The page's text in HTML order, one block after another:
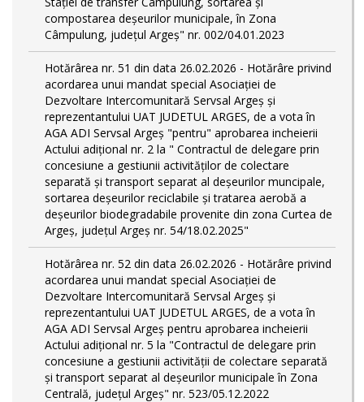
compostarea deșeurilor municipale, în Zona
Câmpulung, județul Argeș" nr. 002/04.01.2023
Hotărârea nr. 51 din data 26.02.2026 - Hotărâre privind
acordarea unui mandat special Asociației de
Dezvoltare Intercomunitară Servsal Argeș și
reprezentantului UAT JUDETUL ARGES, de a vota în
AGA ADI Servsal Argeș "pentru" aprobarea incheierii
Actului adițional nr. 2 la " Contractul de delegare prin
concesiune a gestiunii activităților de colectare
separată și transport separat al deșeurilor muncipale,
sortarea deșeurilor reciclabile și tratarea aerobă a
deșeurilor biodegradabile provenite din zona Curtea de
Argeș, județul Argeș nr. 54/18.02.2025"
Hotărârea nr. 52 din data 26.02.2026 - Hotărâre privind
acordarea unui mandat special Asociației de
Dezvoltare Intercomunitară Servsal Argeș și
reprezentantului UAT JUDETUL ARGES, de a vota în
AGA ADI Servsal Argeș pentru aprobarea incheierii
Actului adițional nr. 5 la "Contractul de delegare prin
concesiune a gestiunii activității de colectare separată
și transport separat al deşeurilor municipale în Zona
Centrală, județul Argeș" nr. 523/05.12.2022